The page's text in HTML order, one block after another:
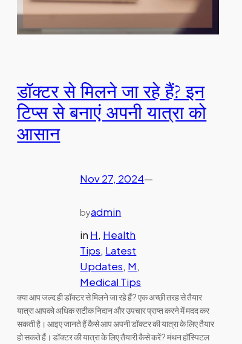
डॉक्टर से मिलने जा रहे हैं? इन
टिप्स से बनाएं अपनी यात्रा को
आसान
Nov 27, 2024—
byadmin
in H, Health
Tips, Latest
Updates, M
Medical Tips
क्या आप जल्द ही डॉक्टर से मिलने जा रहे हैं? एक अच्छी तरह से तैयार
यात्रा आपको अधिक सटीक निदान और उपचार प्राप्त करने में मदद कर
सकती है। आइए जानते हैं कैसे आप अपनी डॉक्टर की यात्रा के लिए तैयार
हो सकते हैं। डॉक्टर की यात्रा के लिए तैयारी कैसे करें? मंथन हॉस्पिटल